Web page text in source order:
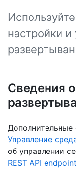
настройки и
Сведения
Дополнительные
Управление
об управлении
REST API